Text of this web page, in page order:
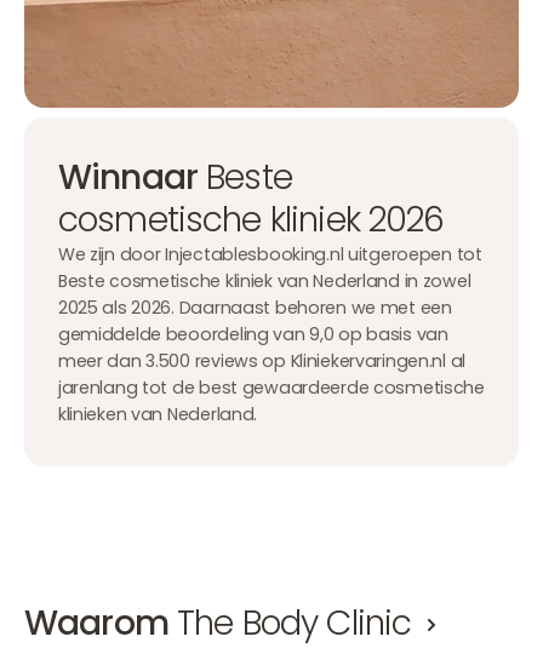
Winnaar Beste
cosmetische kliniek 2026
We zijn door Injectablesbooking.nl uitgeroepen tot
Beste cosmetische kliniek van Nederland in zowel
2025 als 2026. Daarnaast behoren we met een
gemiddelde beoordeling van 9,0 op basis van
meer dan 3.500 reviews op Kliniekervaringen.nl al
jarenlang tot de best gewaardeerde cosmetische
klinieken van Nederland.
WaaromThe Body Clinic